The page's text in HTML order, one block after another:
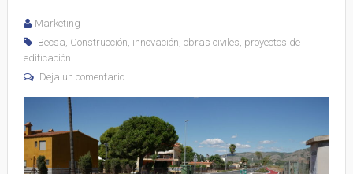
Marketing
Becsa, Construcción, innovación, obras civiles, proyectos de
edificación
Deja un comentario